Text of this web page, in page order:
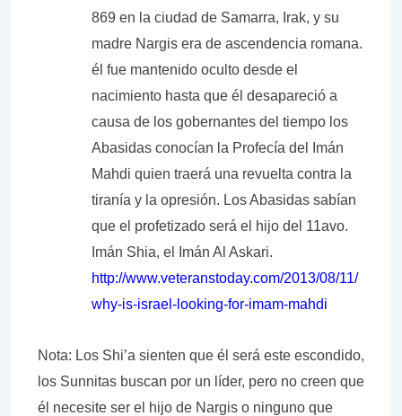
869 en la ciudad de Samarra, Irak, y su
madre Nargis era de ascendencia romana.
él fue mantenido oculto desde el
nacimiento hasta que él desapareció a
causa de los gobernantes del tiempo los
Abasidas conocían la Profecía del Imán
Mahdi quien traerá una revuelta contra la
tiranía y la opresión. Los Abasidas sabían
que el profetizado será el hijo del 11avo.
Imán Shia, el Imán Al Askari.
http://www.veteranstoday.com/2013/08/11/
why-is-israel-looking-for-imam-mahdi
Nota: Los Shi’a sienten que él será este escondido,
los Sunnitas buscan por un líder, pero no creen que
él necesite ser el hijo de Nargis o ninguno que